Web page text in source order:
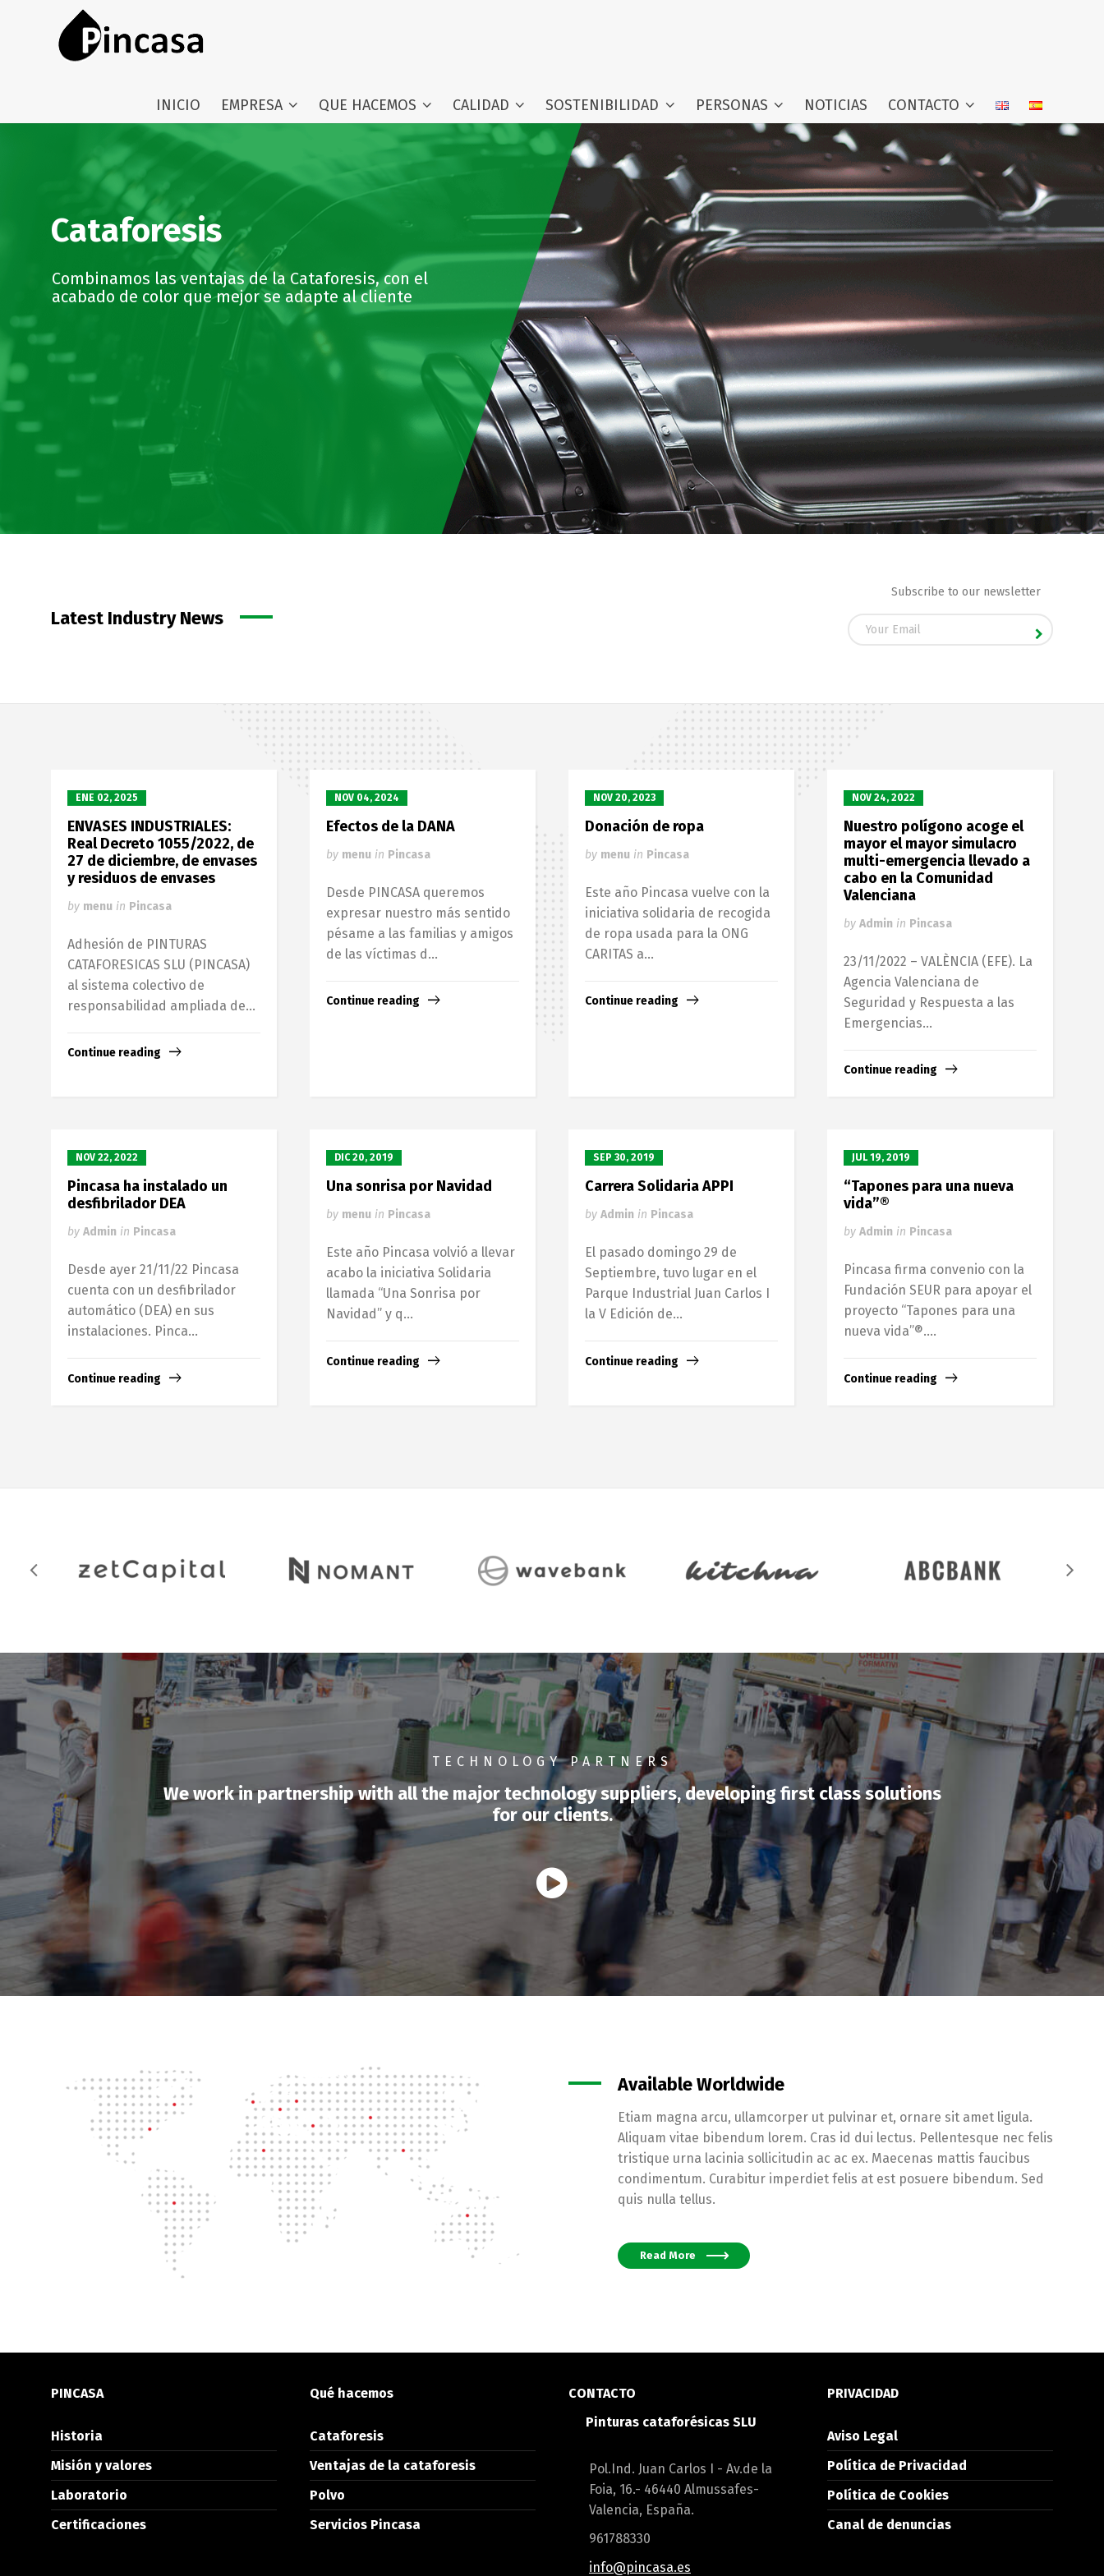
INICIO EMPRESA QUE HACEMOS CALIDAD SOSTENIBILIDAD PERSONAS NOTICIAS CONTACTO
Cataforesis
Combinamos las ventajas de la Cataforesis, con el
acabado de color que mejor se adapte al cliente
Latest Industry News
Subscribe to our newsletter
ENE 02, 2025
ENVASES INDUSTRIALES:
Real Decreto 1055/2022, de
27 de diciembre, de envases
y residuos de envases
by menu in Pincasa
Adhesión de PINTURAS
CATAFORESICAS SLU (PINCASA)
al sistema colectivo de
responsabilidad ampliada de...
Continue reading
NOV 04, 2024
Efectos de la DANA
by menu in Pincasa
Desde PINCASA queremos
expresar nuestro más sentido
pésame a las familias y amigos
de las víctimas d...
Continue reading
NOV 20, 2023
Donación de ropa
by menu in Pincasa
Este año Pincasa vuelve con la
iniciativa solidaria de recogida
de ropa usada para la ONG
CARITAS a...
Continue reading
NOV 24, 2022
Nuestro polígono acoge el
mayor el mayor simulacro
multi-emergencia llevado a
cabo en la Comunidad
Valenciana
by Admin in Pincasa
23/11/2022 – VALÈNCIA (EFE). La
Agencia Valenciana de
Seguridad y Respuesta a las
Emergencias...
Continue reading
NOV 22, 2022
Pincasa ha instalado un
desfibrilador DEA
by Admin in Pincasa
Desde ayer 21/11/22 Pincasa
cuenta con un desfibrilador
automático (DEA) en sus
instalaciones. Pinca...
Continue reading
DIC 20, 2019
Una sonrisa por Navidad
by menu in Pincasa
Este año Pincasa volvió a llevar
acabo la iniciativa Solidaria
llamada “Una Sonrisa por
Navidad” y q...
Continue reading
SEP 30, 2019
Carrera Solidaria APPI
by Admin in Pincasa
El pasado domingo 29 de
Septiembre, tuvo lugar en el
Parque Industrial Juan Carlos I
la V Edición de...
Continue reading
JUL 19, 2019
“Tapones para una nueva
vida”®
by Admin in Pincasa
Pincasa firma convenio con la
Fundación SEUR para apoyar el
proyecto “Tapones para una
nueva vida”®....
Continue reading
TECHNOLOGY PARTNERS
We work in partnership with all the major technology suppliers, developing first class solutions
for our clients.
Available Worldwide
Etiam magna arcu, ullamcorper ut pulvinar et, ornare sit amet ligula.
Aliquam vitae bibendum lorem. Cras id dui lectus. Pellentesque nec felis
tristique urna lacinia sollicitudin ac ac ex. Maecenas mattis faucibus
condimentum. Curabitur imperdiet felis at est posuere bibendum. Sed
quis nulla tellus.
Read More
PINCASA
Historia
Misión y valores
Laboratorio
Certificaciones
Qué hacemos
Cataforesis
Ventajas de la cataforesis
Polvo
Servicios Pincasa
CONTACTO
Pinturas cataforésicas SLU
Pol.Ind. Juan Carlos I - Av.de la
Foia, 16.- 46440 Almussafes-
Valencia, España.
961788330
info@pincasa.es
PRIVACIDAD
Aviso Legal
Política de Privacidad
Política de Cookies
Canal de denuncias